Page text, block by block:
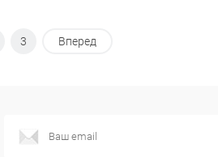
3 Вперед